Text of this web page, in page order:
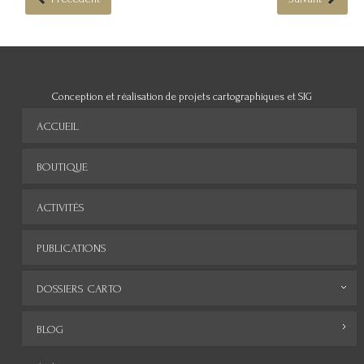
Conception et réalisation de projets cartographiques et SIG
ACCUEIL
BOUTIQUE
ACTIVITÉS
PUBLICATIONS
DOSSIERS CARTO
Monde
BLOG